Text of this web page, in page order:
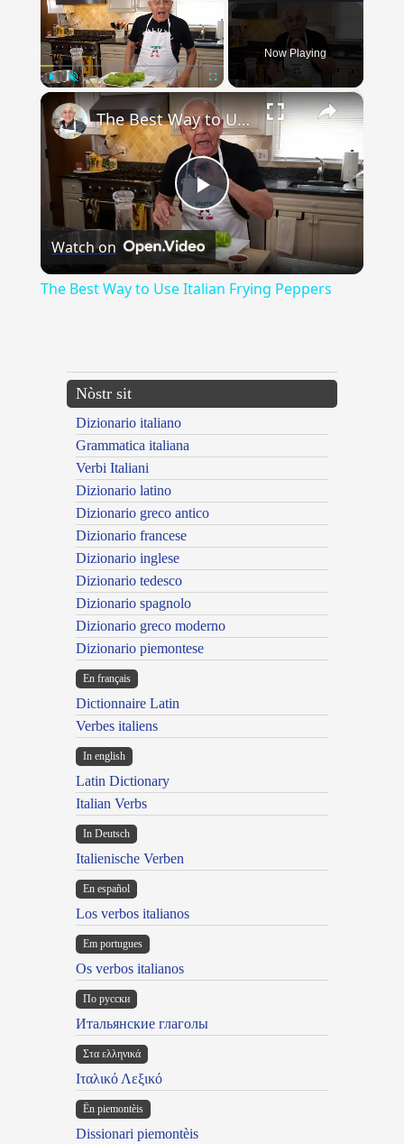
Unmute
Now Playing
×
Play
Video
The Best Way to Use Italian Frying Peppers
Watch on
The Best Way to Use Italian Frying Peppers
Nòstr sit
Dizionario italiano
Grammatica italiana
Verbi Italiani
Dizionario latino
Dizionario greco antico
Dizionario francese
Dizionario inglese
Dizionario tedesco
Dizionario spagnolo
Dizionario greco moderno
Dizionario piemontese
En français
Dictionnaire Latin
Verbes italiens
In english
Latin Dictionary
Italian Verbs
In Deutsch
Italienische Verben
En español
Los verbos italianos
Em portugues
Os verbos italianos
По русски
Итальянские глаголы
Στα ελληνικά
Ιταλικό Λεξικό
Ën piemontèis
Dissionari piemontèis